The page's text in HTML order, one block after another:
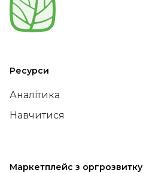
Ресурси
Аналітика
Навчитися
Маркетплейс з оргрозвитку